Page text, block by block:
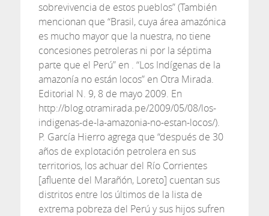
sobrevivencia de estos pueblos” (También
mencionan que “Brasil, cuya área amazónica
es mucho mayor que la nuestra, no tiene
concesiones petroleras ni por la séptima
parte que el Perú” en . “Los Indígenas de la
amazonía no están locos” en Otra Mirada.
Editorial N. 9, 8 de mayo 2009. En
http://blog.otramirada.pe/2009/05/08/los-
indigenas-de-la-amazonia-no-estan-locos/).
P. García Hierro agrega que “después de 30
años de explotación petrolera en sus
territorios, los achuar del Río Corrientes
[afluente del Marañón, Loreto] cuentan sus
distritos entre los últimos de la lista de
extrema pobreza del Perú y sus hijos sufren